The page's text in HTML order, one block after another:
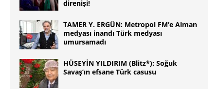
direnişi!
TAMER Y. ERGÜN: Metropol FM’e Alman
medyası inandı Türk medyası
umursamadı
HÜSEYİN YILDIRIM (Blitz*): Soğuk
Savaş’ın efsane Türk casusu